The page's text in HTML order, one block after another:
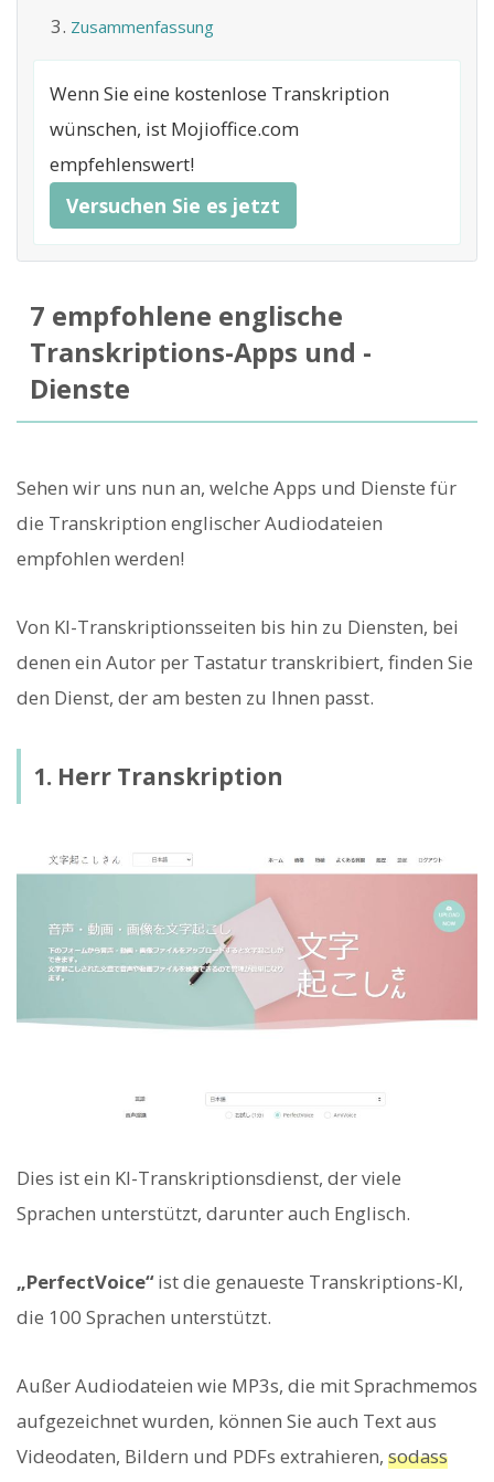
Zusammenfassung
Wenn Sie eine kostenlose Transkription
wünschen, ist Mojioffice.com
empfehlenswert!
Versuchen Sie es jetzt
7 empfohlene englische
Transkriptions-Apps und -
Dienste
Sehen wir uns nun an, welche Apps und Dienste für
die Transkription englischer Audiodateien
empfohlen werden!
Von KI-Transkriptionsseiten bis hin zu Diensten, bei
denen ein Autor per Tastatur transkribiert, finden Sie
den Dienst, der am besten zu Ihnen passt.
1. Herr Transkription
Dies ist ein KI-Transkriptionsdienst, der viele
Sprachen unterstützt, darunter auch Englisch.
„PerfectVoice“ist die genaueste Transkriptions-KI,
die 100 Sprachen unterstützt.
Außer Audiodateien wie MP3s, die mit Sprachmemos
aufgezeichnet wurden, können Sie auch Text aus
Videodaten, Bildern und PDFs extrahieren, sodass